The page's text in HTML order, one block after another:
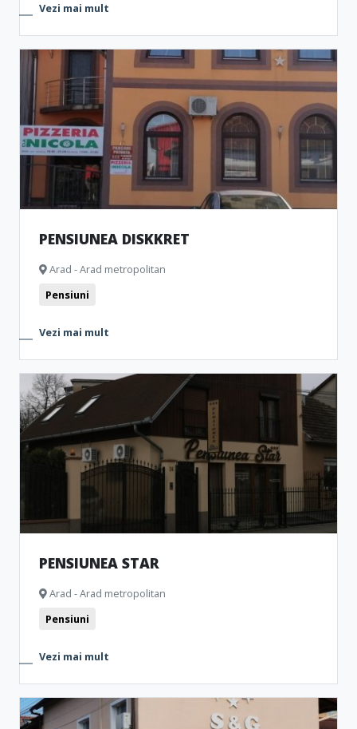
Vezi mai mult
PENSIUNEA DISKKRET
Arad - Arad metropolitan
Pensiuni
Vezi mai mult
PENSIUNEA STAR
Arad - Arad metropolitan
Pensiuni
Vezi mai mult